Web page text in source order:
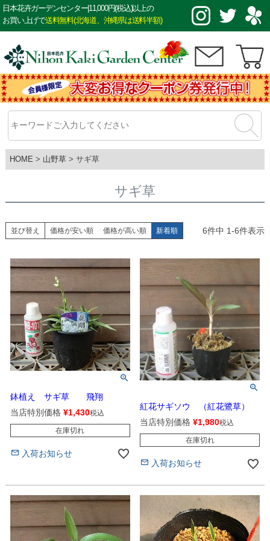
日本花卉ガーデンセンター|11,000円(税込)以上の
お買い上げで送料無料(北海道、沖縄県は送料半額)
HOME 山野草 サギ草
サギ草
並び替え 価格が安い順 価格が高い順 新着順 6件中 1-6件表示
鉢植え サギ草 飛翔
当店特別価格 ¥1,430税込
在庫切れ
入荷お知らせ
紅花サギソウ （紅花鷺草）
当店特別価格 ¥1,980税込
在庫切れ
入荷お知らせ